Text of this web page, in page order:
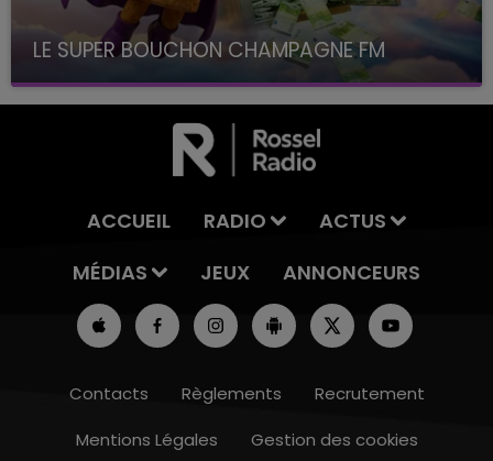
LE SUPER BOUCHON CHAMPAGNE FM
avec La Famille Champagne FM, à 8H10
ACCUEIL RADIO
ACTUS
MÉDIAS
JEUX ANNONCEURS
Contacts Règlements
Recrutement
Mentions Légales
Gestion des cookies